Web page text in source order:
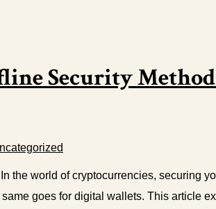
Security
the world of cryptocurrencies, securing
goes for digital wallets. This article